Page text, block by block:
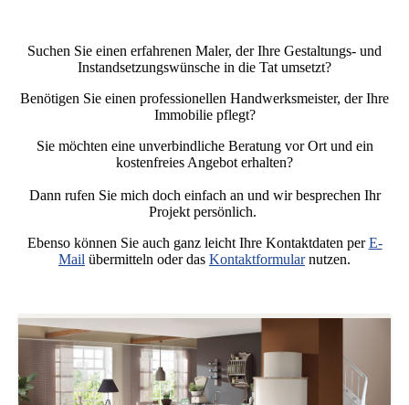
Suchen Sie einen erfahrenen Maler, der Ihre Gestaltungs- und
Instandsetzungswünsche in die Tat umsetzt?
Benötigen Sie einen pro­fes­sio­nel­len Handwerksmeister, der Ihre
Immobilie pflegt?
Sie möchten eine unverbindliche Beratung vor Ort und ein
kostenfreies Angebot erhalten?
Dann rufen Sie mich doch einfach an und wir besprechen Ihr
Projekt persönlich.
Ebenso können Sie auch ganz leicht Ihre Kontaktdaten perE-
Mail übermitteln oder das Kontaktformularnutzen.